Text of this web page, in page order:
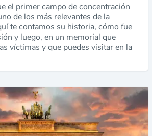
el primer campo de concentración
de los más relevantes de la
te contamos su historia, cómo fue
y luego, en un memorial que
víctimas y que puedes visitar en la